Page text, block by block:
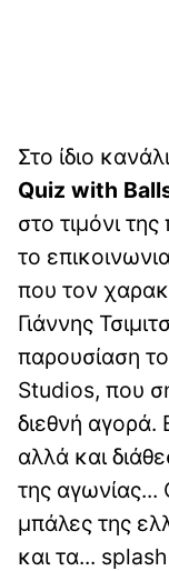
Στο ίδιο
Quiz with
στο τιμόνι
το
που τον
Γιάννης
παρουσίαση
Studios, που
διεθνή αγορά.
αλλά και
της αγωνίας...
μπάλες της
και τα...